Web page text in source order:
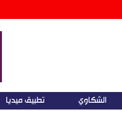
الشكاوي تطبيق ميديا